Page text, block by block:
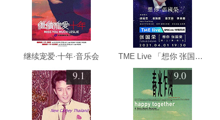
继续宠爱·十年·音乐会 TME Live 「想你 张国荣」线上音乐会
9.1 9.0